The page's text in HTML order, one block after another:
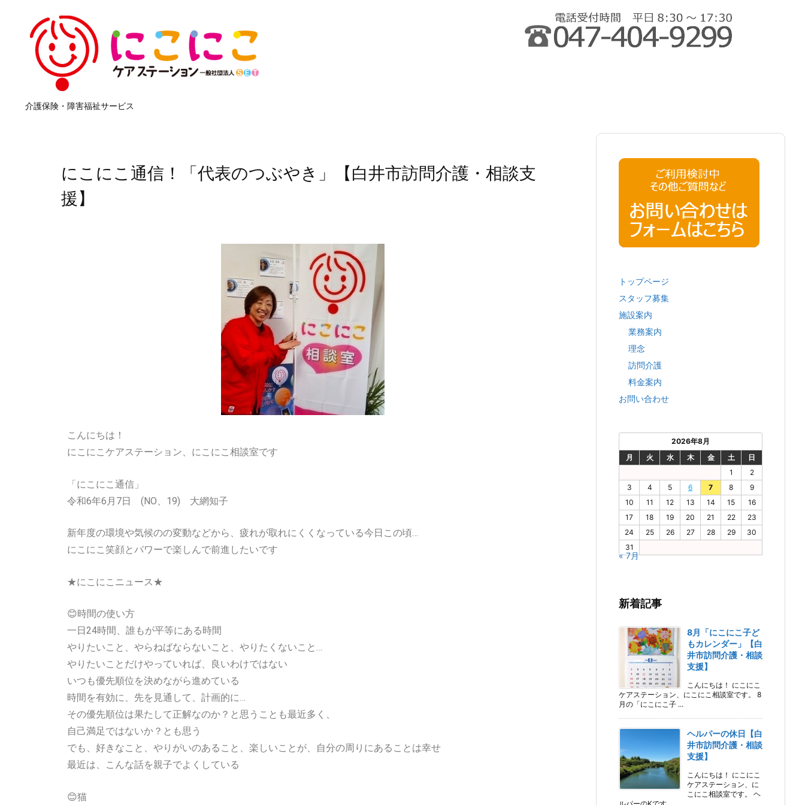
介護保険・障害福祉サービス
にこにこ通信！「代表のつぶやき」【白井市訪問介護・相談支
援】
こんにちは！
にこにこケアステーション、にこにこ相談室です
「にこにこ通信」
令和6年6月7日 (NO、19) 大網知子
新年度の環境や気候のの変動などから、疲れが取れにくくなっている今日この頃…
にこにこ笑顔とパワーで楽しんで前進したいです
★にこにこニュース★
😊時間の使い方
一日24時間、誰もが平等にある時間
やりたいこと、やらねばならないこと、やりたくないこと…
やりたいことだけやっていれば、良いわけではない
いつも優先順位を決めながら進めている
時間を有効に、先を見通して、計画的に…
その優先順位は果たして正解なのか？と思うことも最近多く、
自己満足ではないか？とも思う
でも、好きなこと、やりがいのあること、楽しいことが、自分の周りにあることは幸せ
最近は、こんな話を親子でよくしている
😊猫
トップページ
スタッフ募集
施設案内
業務案内
理念
訪問介護
料金案内
お問い合わせ
2026年8月
月
火 水 木 金 土
日
1
2
3
4 5 6 7 8
9
10
11 12 13 14 15
16
17
18 19 20 21 22
23
24
25 26 27 28 29
30
31
« 7月
新着記事
8月「にこにこ子ど
もカレンダー」【白
井市訪問介護・相談
支援】
こんにちは！ にこにこ
ケアステーション、にこにこ相談室です。 8
月の「にこにこ子 ...
ヘルパーの休日【白
井市訪問介護・相談
支援】
こんにちは！ にこにこ
ケアステーション、に
こにこ相談室です。 ヘ